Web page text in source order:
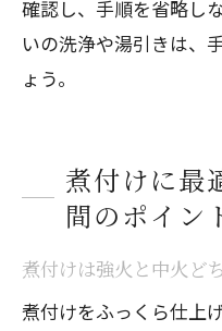
確認し、手順を省略し
いの洗浄や湯引きは、
ょう。
煮付けに最
間のポイン
煮付けは強火と中火ど
煮付けをふっくら仕上